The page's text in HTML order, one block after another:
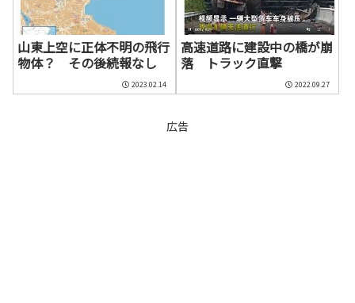
山東上空に正体不明の飛行
物体？ その後続報なし
2023.02.14
高速道路に建設中の橋が崩
落 トラック直撃
2022.09.27
広告